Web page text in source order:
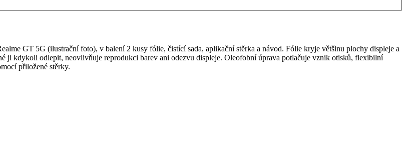
GT 5G (ilustrační foto), v balení 2 kusy fólie, čistící sada, aplikační stěrka a návod. Fólie kryje většinu plochy displeje a
ji kdykoli odlepit, neovlivňuje reprodukci barev ani odezvu displeje. Oleofobní úprava potlačuje vznik otisků, flexibilní
přiložené stěrky.